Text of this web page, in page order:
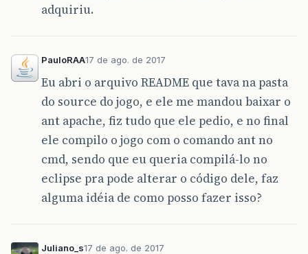
adquiriu.
PauloRAA17 de ago. de 2017
Eu abri o arquivo README que tava na pasta
do source do jogo, e ele me mandou baixar o
ant apache, fiz tudo que ele pedio, e no final
ele compilo o jogo com o comando ant no
cmd, sendo que eu queria compilá-lo no
eclipse pra pode alterar o código dele, faz
alguma idéia de como posso fazer isso?
Juliano_s17 de ago. de 2017